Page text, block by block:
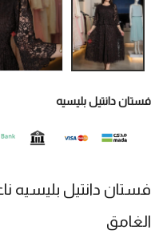
فستان دانتيل بليسيه
الغامق
فستان دانتيل بليسيه